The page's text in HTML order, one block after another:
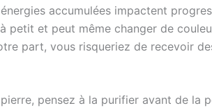
accumulées impactent
petit et peut même changer de
part, vous risqueriez de recevoir
pensez à la purifier avant de la